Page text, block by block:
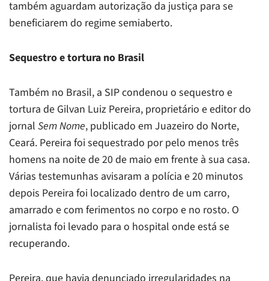
também aguardam autorização da justiça para se
beneficiarem do regime semiaberto.
Sequestro e tortura no Brasil
Também no Brasil, a SIP condenou o sequestro e
tortura de Gilvan Luiz Pereira, proprietário e editor do
jornal Sem Nome, publicado em Juazeiro do Norte,
Ceará. Pereira foi sequestrado por pelo menos três
homens na noite de 20 de maio em frente à sua casa.
Várias testemunhas avisaram a polícia e 20 minutos
depois Pereira foi localizado dentro de um carro,
amarrado e com ferimentos no corpo e no rosto. O
jornalista foi levado para o hospital onde está se
recuperando.